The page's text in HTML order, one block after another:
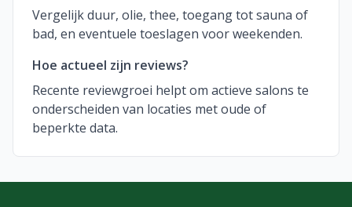
Vergelijk duur, olie, thee, toegang tot sauna of
bad, en eventuele toeslagen voor weekenden.
Hoe actueel zijn reviews?
Recente reviewgroei helpt om actieve salons te
onderscheiden van locaties met oude of
beperkte data.